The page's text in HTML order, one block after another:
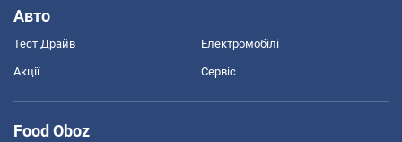
Авто
Тест Драйв Електромобілі
Акції Сервіс
Food Oboz